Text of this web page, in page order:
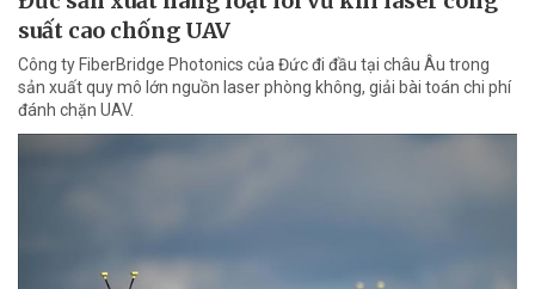
suất cao chống UAV
Công ty FiberBridge Photonics của Đức đi đầu tại châu Âu trong
sản xuất quy mô lớn nguồn laser phòng không, giải bài toán chi phí
đánh chặn UAV.